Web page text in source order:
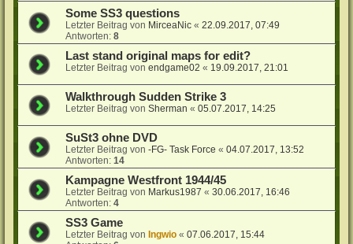
Some SS3 questions
Letzter Beitrag von MirceaNic «22.09.2017, 07:49
Antworten:8
Last stand original maps for edit?
Letzter Beitrag vonendgame02 « 19.09.2017, 21:01
Walkthrough Sudden Strike 3
Letzter Beitrag vonSherman «05.07.2017, 14:25
SuSt3 ohne DVD
Letzter Beitrag von-FG- Task Force «04.07.2017, 13:52
Antworten:14
Kampagne Westfront 1944/45
Letzter Beitrag von Markus1987 «30.06.2017, 16:46
Antworten:4
SS3 Game
Letzter Beitrag vonIngwio «07.06.2017, 15:44